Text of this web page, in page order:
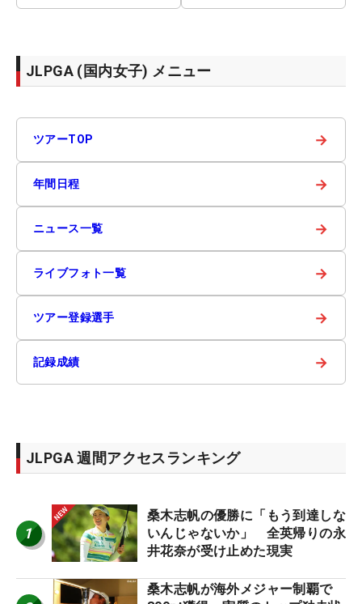
JLPGA (国内女子) メニュー
ツアーTOP →
年間日程 →
ニュース一覧 →
ライブフォト一覧 →
ツアー登録選手 →
記録成績 →
JLPGA 週間アクセスランキング
1
桑木志帆の優勝に「もう到達しな
いんじゃないか」 全英帰りの永
井花奈が受け止めた現実
桑木志帆が海外メジャー制覇で